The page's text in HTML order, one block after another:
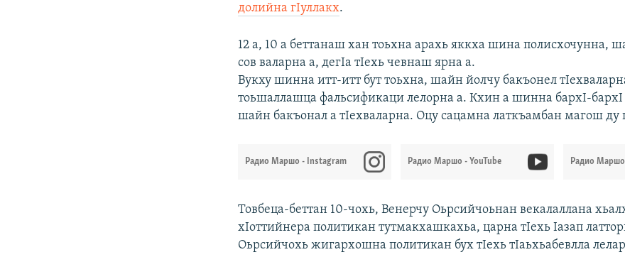
долийна гIуллакх.
12 а, 10 а беттанаш хан тоьхна арахь яккха шина полисхочунна,
сов валарна а, дегIа тIехь чевнаш ярна а.
Вукху шинна итт-итт бут тоьхна, шайн йолчу бакъонел
тоьшаллашца фальсификаци лелорна а. Кхин а шинна бархI-бархI
шайн бакъонал а тIехваларна. Оцу сацамна латкъамбан магош ду
Радио Маршо - Instagram Радио Маршо - YouTube Радио Маршо
Товбеца-беттан 10-чохь, Венерчу Оьрсийчоьнан векалаллана
хIоттийнера политикан тутмакхашкахьа, царна тIехь Iазап
Оьрсийчохь жигархошна политикан бух тIехь тIаьхьабевлла